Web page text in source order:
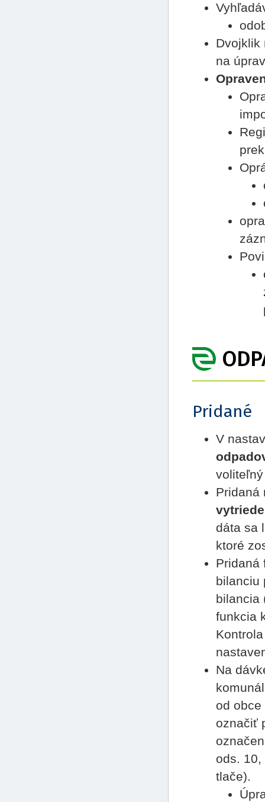
Dvojklik
na
Pridané
V
Pridaná
dáta sa
ktoré
Pridaná
bilanciu
bilancia
funkcia
Na
od
označiť
ods.
tlače).